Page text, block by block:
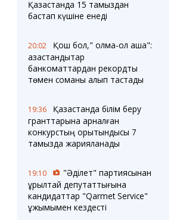
Соққылар
Аптаның коллажы
Ешкин жұлдыз
жорамалы
Фото
Бейне
3D туры
Қазақстанда 15 тамыздан
бастап күшіне енеді
20:02
Қош бол," қолма-қол ақша":
қазақстандықтар
банкоматтардан рекордтық
төмен соманы алып тастады
19:36
Қазақстанда білім беру
гранттарына арналған
конкурстың қорытындысы 7
тамызда жарияланады
19:10
"Әділет" партиясынан
құрылтай депутаттығына
кандидаттар "Qarmet Service"
ұжымымен кездесті